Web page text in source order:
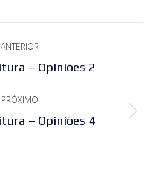
ANTERIOR
Post
– Opiniões 2
PRÓXIMO
Próximo
– Opiniões 4